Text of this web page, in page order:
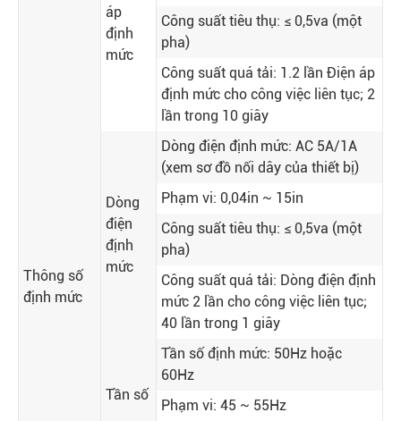
Thông số
định mức
áp
định
mức
Công suất tiêu thụ: ≤ 0,5va (một
pha)
Công suất quá tải: 1.2 lần Điện áp
định mức cho công việc liên tục; 2
lần trong 10 giây
Dòng
điện
định
mức
Dòng điện định mức: AC 5A/1A
(xem sơ đồ nối dây của thiết bị)
Phạm vi: 0,04in ~ 15in
Công suất tiêu thụ: ≤ 0,5va (một
pha)
Công suất quá tải: Dòng điện định
mức 2 lần cho công việc liên tục;
40 lần trong 1 giây
Tần số
Tần số định mức: 50Hz hoặc
60Hz
Phạm vi: 45 ~ 55Hz